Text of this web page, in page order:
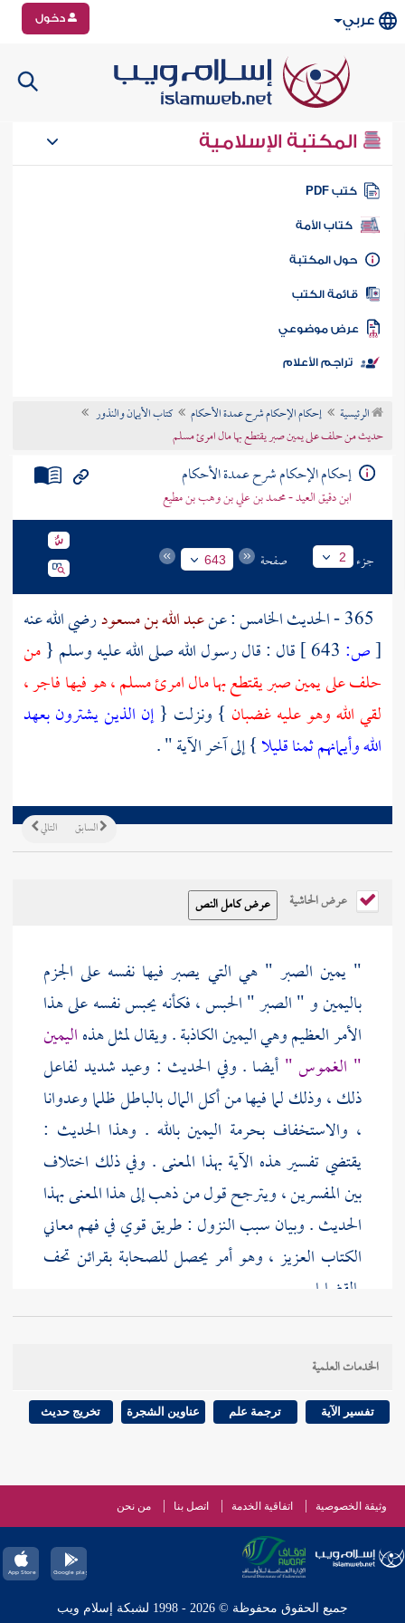
عربي دخول
المكتبة الإسلامية
كتب PDF
كتاب الأمة
المكتبة
الكتب
موضوعي
تراجم الأعلام
الرئيسية إحكام الإحكام شرح عمدة الأحكام
كتاب الأيمان والنذور
حديث من حلف على يمين صبر يقتطع بها مال امرئ مسلم
إحكام الإحكام شرح عمدة الأحكام
ابن دقيق العيد - محمد بن علي بن وهب بن مطيع
جزء 2 صفحة 643
عبد الله بن مسعودرضي الله عنه
[ص: قال : قال رسول الله صلى الله عليه وسلم {من
حلف على يمين صبر يقتطع بها مال امرئ مسلم ، هو فيها فاجر ،
لقي الله وهو عليه غضبان } ونزلت {إن الذين يشترون بعهد
الله وأيمانهم ثمنا قليلا} إلى آخر الآية " .
التالي السابق
عرض الحاشية
" يمين الصبر " هي التي يصبر فيها نفسه على الجزم
باليمين و " الصبر " الحبس ، فكأنه يحبس نفسه على هذا
الأمر العظيم وهي اليمين الكاذبة . ويقال لمثل هذهاليمين
" الغموس " أيضا . وفي الحديث : وعيد شديد لفاعل
ذلك ، وذلك لما فيها من أكل المال بالباطل ظلما وعدوانا
، والاستخفاف بحرمة اليمين بالله . وهذا الحديث :
يقتضي تفسير هذه الآية بهذا المعنى . وفي ذلك اختلاف
بين المفسرين ، ويترجح قول من ذهب إلى هذا المعنى بهذا
الحديث . وبيان سبب النزول : طريق قوي في فهم معاني
الكتاب العزيز ، وهو أمر يحصل للصحابة بقرائن تحف
بالقضايا .
الخدمات العلمية
تفسير الآية ترجمة علم عناوين الشجرة تخريج حديث
وثيقة الخصوصية اتفاقية الخدمة اتصل بنا من نحن
جميع الحقوق محفوظة © 2026 - 1998 لشبكة إسلام ويب